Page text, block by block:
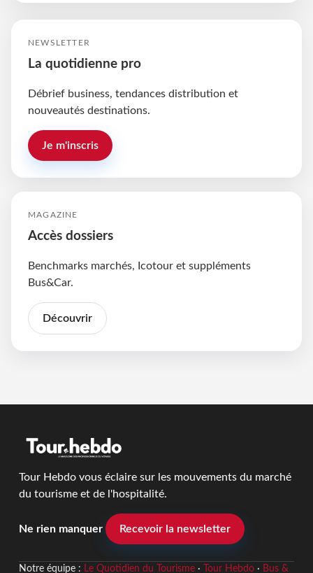
NEWSLETTER
La quotidienne pro
Débrief business, tendances distribution et
nouveautés destinations.
Je m'inscris
MAGAZINE
Accès dossiers
Benchmarks marchés, Icotour et suppléments
Bus&Car.
Découvrir
Tour Hebdo vous éclaire sur les mouvements du marché
du tourisme et de l'hospitalité.
Ne rien manquer Recevoir la newsletter
Notre équipe : Le Quotidien du Tourisme· Tour Hebdo· Bus &